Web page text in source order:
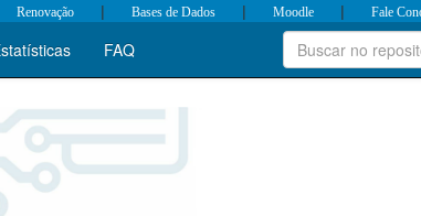
Renovação | Bases de Dados | Moodle | Fale
FAQ